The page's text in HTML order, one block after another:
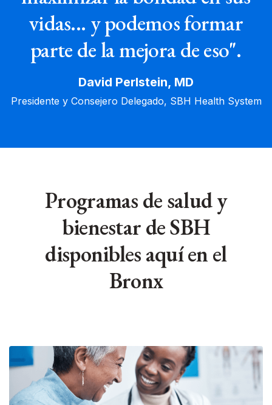
vidas... y podemos formar
parte de la mejora de eso".
David Perlstein, MD
Presidente y Consejero Delegado, SBH Health System
Programas de salud y
bienestar de SBH
disponibles aquí en el
Bronx